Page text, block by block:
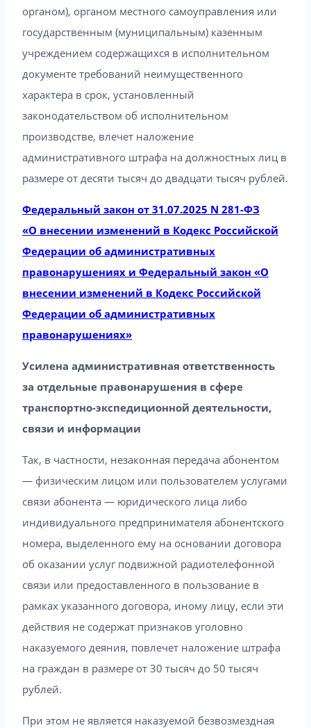
органом), органом местного самоуправления или
государственным (муниципальным) казенным
учреждением содержащихся в исполнительном
документе требований неимущественного
характера в срок, установленный
законодательством об исполнительном
производстве, влечет наложение
административного штрафа на должностных лиц в
размере от десяти тысяч до двадцати тысяч рублей.
Федеральный закон от 31.07.2025 N 281-ФЗ
«О внесении изменений в Кодекс Российской
Федерации об административных
правонарушениях и Федеральный закон «О
внесении изменений в Кодекс Российской
Федерации об административных
правонарушениях»
Усилена административная ответственность
за отдельные правонарушения в сфере
транспортно-экспедиционной деятельности,
связи и информации
Так, в частности, незаконная передача абонентом
— физическим лицом или пользователем услугами
связи абонента — юридического лица либо
индивидуального предпринимателя абонентского
номера, выделенного ему на основании договора
об оказании услуг подвижной радиотелефонной
связи или предоставленного в пользование в
рамках указанного договора, иному лицу, если эти
действия не содержат признаков уголовно
наказуемого деяния, повлечет наложение штрафа
на граждан в размере от 30 тысяч до 50 тысяч
рублей.
При этом не является наказуемой безвозмездная